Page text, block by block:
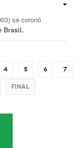
se coronó
Brasil.
4 5 6 7
Final